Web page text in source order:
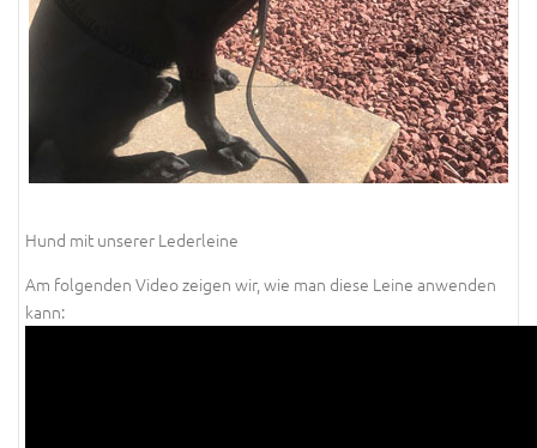
Hund mit unserer Lederleine
Am folgenden Video zeigen wir, wie man diese Leine anwenden
kann: